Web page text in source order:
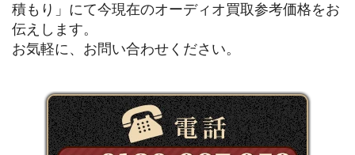
積もり」にて今現在のオーディオ買取参考価格をお
伝えします。
お気軽に、お問い合わせください。